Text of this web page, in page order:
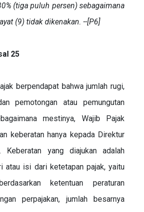
(tiga puluh persen) sebagaimana
(9) tidak dikenakan. --[P6]
25
berpendapat bahwa jumlah rugi,
pemotongan atau pemungutan
mestinya, Wajib Pajak
keberatan hanya kepada Direktur
Keberatan yang diajukan adalah
atau isi dari ketetapan pajak, yaitu
ketentuan peraturan
perpajakan, jumlah besarnya